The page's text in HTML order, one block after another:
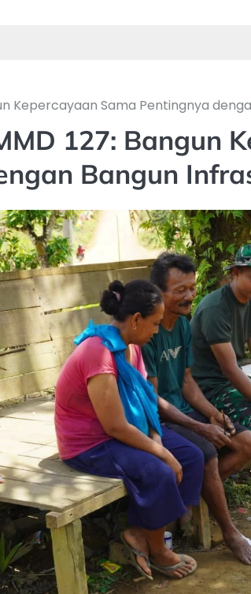
Kepercayaan Sama Pentingnya
127: Bangun
Bangun